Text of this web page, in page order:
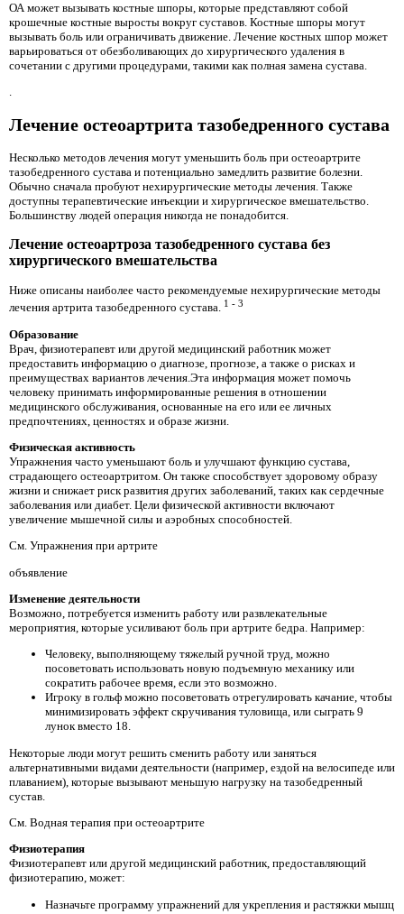
ОА может вызывать костные шпоры, которые представляют собой
крошечные костные выросты вокруг суставов. Костные шпоры могут
вызывать боль или ограничивать движение. Лечение костных шпор может
варьироваться от обезболивающих до хирургического удаления в
сочетании с другими процедурами, такими как полная замена сустава.
.
Лечение остеоартрита тазобедренного сустава
Несколько методов лечения могут уменьшить боль при остеоартрите
тазобедренного сустава и потенциально замедлить развитие болезни.
Обычно сначала пробуют нехирургические методы лечения. Также
доступны терапевтические инъекции и хирургическое вмешательство.
Большинству людей операция никогда не понадобится.
Лечение остеоартроза тазобедренного сустава без
хирургического вмешательства
Ниже описаны наиболее часто рекомендуемые нехирургические методы
лечения артрита тазобедренного сустава. 1 - 3
Образование
Врач, физиотерапевт или другой медицинский работник может
предоставить информацию о диагнозе, прогнозе, а также о рисках и
преимуществах вариантов лечения.Эта информация может помочь
человеку принимать информированные решения в отношении
медицинского обслуживания, основанные на его или ее личных
предпочтениях, ценностях и образе жизни.
Физическая активность
Упражнения часто уменьшают боль и улучшают функцию сустава,
страдающего остеоартритом. Он также способствует здоровому образу
жизни и снижает риск развития других заболеваний, таких как сердечные
заболевания или диабет. Цели физической активности включают
увеличение мышечной силы и аэробных способностей.
См. Упражнения при артрите
объявление
Изменение деятельности
Возможно, потребуется изменить работу или развлекательные
мероприятия, которые усиливают боль при артрите бедра. Например:
Человеку, выполняющему тяжелый ручной труд, можно
посоветовать использовать новую подъемную механику или
сократить рабочее время, если это возможно.
Игроку в гольф можно посоветовать отрегулировать качание, чтобы
минимизировать эффект скручивания туловища, или сыграть 9
лунок вместо 18.
Некоторые люди могут решить сменить работу или заняться
альтернативными видами деятельности (например, ездой на велосипеде или
плаванием), которые вызывают меньшую нагрузку на тазобедренный
сустав.
См. Водная терапия при остеоартрите
Физиотерапия
Физиотерапевт или другой медицинский работник, предоставляющий
физиотерапию, может:
Назначьте программу упражнений для укрепления и растяжки мышц